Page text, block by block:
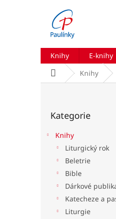
Knihy E-knihy
Domů Knihy
kategorie
Kategorie
Knihy
Liturgický rok
Beletrie
Bible
Dárkové
Katecheze a
Liturgie